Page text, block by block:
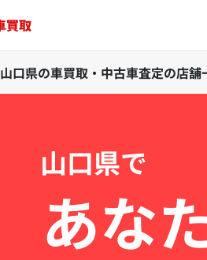
山口県の車買取・中古車査定の店舗
山口県で
あな